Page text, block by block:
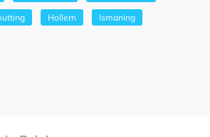
Hollern Ismaning